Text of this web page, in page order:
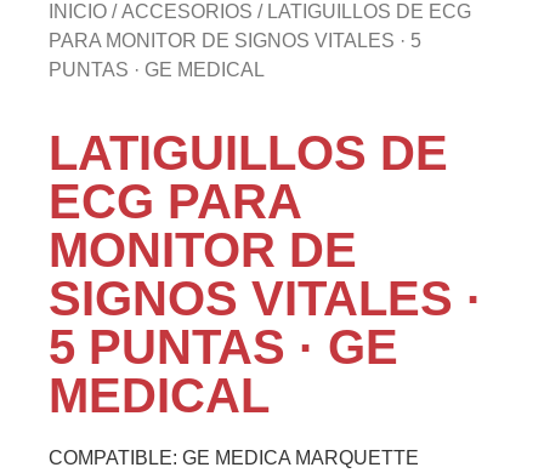
INICIO /ACCESORIOS / LATIGUILLOS DE ECG
PARA MONITOR DE SIGNOS VITALES · 5
PUNTAS · GE MEDICAL
LATIGUILLOS DE
ECG PARA
MONITOR DE
SIGNOS VITALES ·
5 PUNTAS · GE
MEDICAL
COMPATIBLE: GE MEDICA MARQUETTE